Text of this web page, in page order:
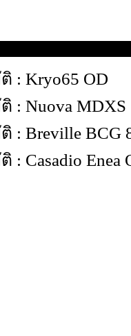
: Kryo65 OD
: Nuova MDXS
: Breville BCG
Casadio Enea